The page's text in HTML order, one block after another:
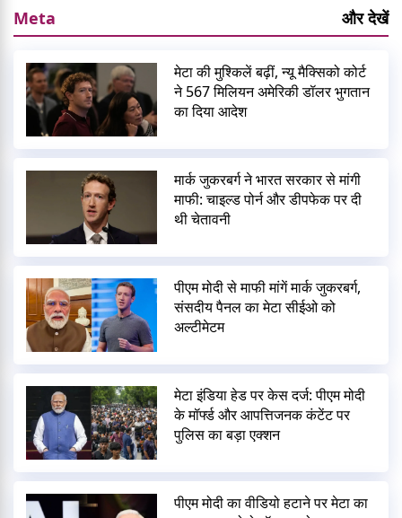
Meta और देखें
मेटा की मुश्किलें बढ़ीं, न्यू मैक्सिको कोर्ट
ने 567 मिलियन अमेरिकी डॉलर भुगतान
का दिया आदेश
मार्क जुकरबर्ग ने भारत सरकार से मांगी
माफी: चाइल्ड पोर्न और डीपफेक पर दी
थी चेतावनी
पीएम मोदी से माफी मांगें मार्क जुकरबर्ग,
संसदीय पैनल का मेटा सीईओ को
अल्टीमेटम
मेटा इंडिया हेड पर केस दर्ज: पीएम मोदी
के मॉर्फ्ड और आपत्तिजनक कंटेंट पर
पुलिस का बड़ा एक्शन
पीएम मोदी का वीडियो हटाने पर मेटा का